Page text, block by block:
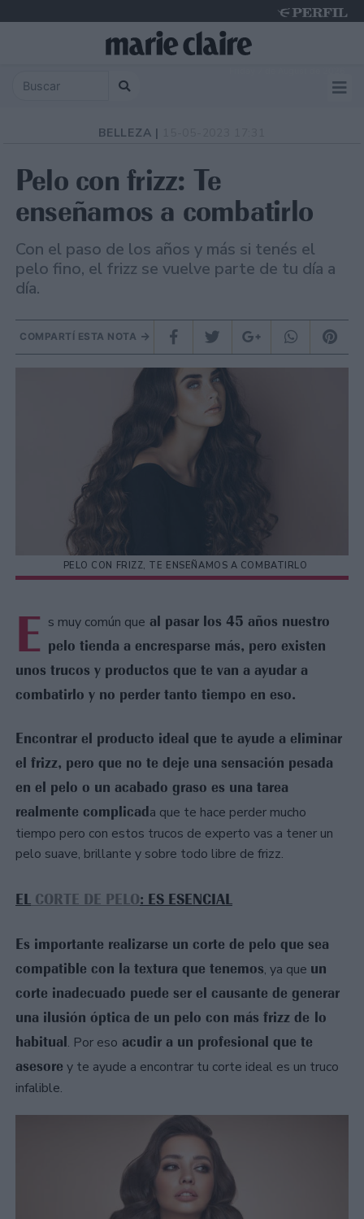
BELLEZA |
Pelo con frizz: Te
enseñamos a combatirlo
Con el paso de los años y más si tenés el
pelo fino, el frizz se vuelve parte de tu día a
día.
COMPARTÍ ESTA NOTA
PELO CON FRIZZ, TE ENSEÑAMOS A COMBATIRLO
E s muy común que al pasar los 45 años nuestro
pelo tienda a encresparse más, pero existen
unos trucos y productos que te van a ayudar a
combatirlo y no perder tanto tiempo en eso.
Encontrar el producto ideal que te ayude a eliminar
el frizz, pero que no te deje una sensación pesada
en el pelo o un acabado graso es una tarea
realmente complicada que te hace perder mucho
tiempo pero con estos trucos de experto vas a tener un
pelo suave, brillante y sobre todo libre de frizz.
EL CORTE DE PELO: ES ESENCIAL
Es importante realizarse un corte de pelo que sea
compatible con la textura que tenemos, ya que un
corte inadecuado puede ser el causante de generar
una ilusión óptica de un pelo con más frizz de lo
habitual. Por eso acudir a un profesional que te
asesore y te ayude a encontrar tu corte ideal es un truco
infalible.